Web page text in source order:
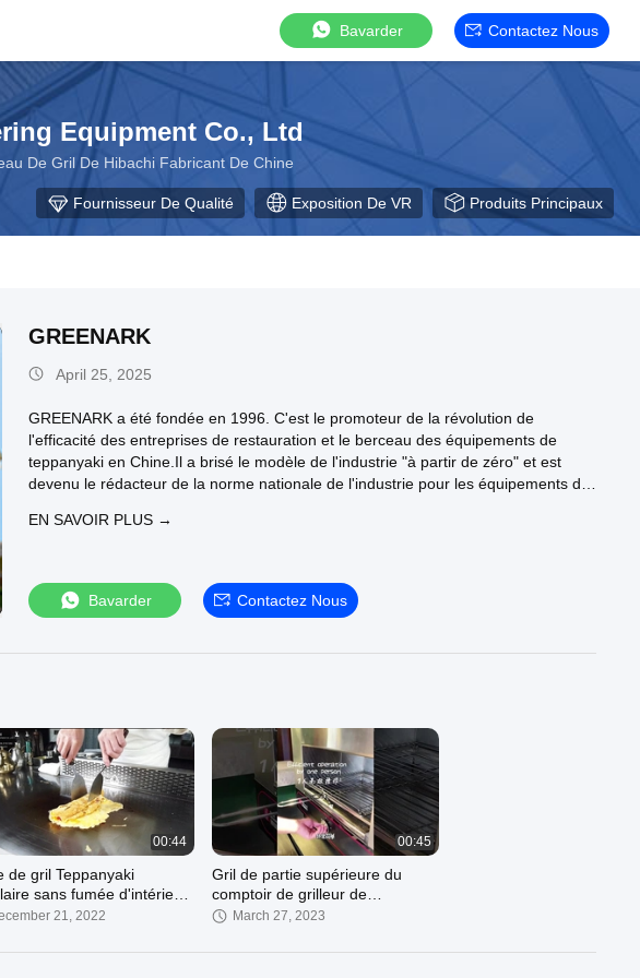
Bavarder Contactez Nous
Equipment Co., Ltd
De Gril De Hibachi Fabricant De Chine
Fournisseur De Qualité Exposition De VR Produits Principaux
GREENARK
April 25, 2025
GREENARK a été fondée en 1996. C'est le promoteur de la révolution de
l'efficacité des entreprises de restauration et le berceau des équipements de
teppanyaki en Chine.Il a brisé le modèle de l'industrie "à partir de zéro" et est
devenu le rédacteur de la norme nationale de l'industrie pour les équipements de
GREENARK est très impliqué dans l'industrie depuis 28 ans. Il possède deux
haut de gamme., et ont obtenu des certifications ISO, CE, ROHS et autres
certifications nationales et internationales.
au concept de base d
EN SAVOIR PLUS →
Bavarder Contactez Nous
00:44
de gril Teppanyaki
sans fumée d'intérieur,
de cuisine
21, 2022
00:45
Gril de partie supérieure du
comptoir de grilleur de
salamandre pour le chiche-
March 27, 2023